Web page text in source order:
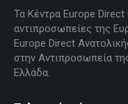
windowwindowwindowwindow
Τα Κέντρα Europe Direct
αντιπροσωπείες της
Europe Direct
στην Αντιπροσωπεία
Ελλάδα.